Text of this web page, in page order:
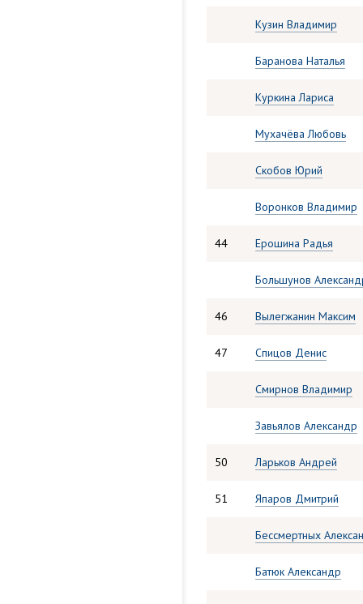
Кузин Владимир
Баранова Наталья
Куркина Лариса
Мухачёва Любовь
Скобов Юрий
Воронков Владимир
44 Ерошина Радья
Большунов
46 Вылегжанин Максим
47 Спицов Денис
Смирнов Владимир
Завьялов Александр
50 Ларьков Андрей
51 Япаров Дмитрий
Бессмертных
Батюк Александр